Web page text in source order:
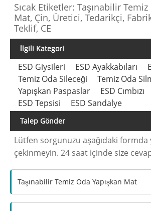
Sıcak Etiketler: Taşınabilir Temiz
Mat, Çin, Üretici, Tedarikçi,
Teklif, CE
İlgili Kategori
ESD Giysileri ESD Ayakkabıları
Temiz Oda Sileceği
Temiz Oda
Yapışkan Paspaslar
ESD Cımbızı
ESD Tepsisi
ESD Sandalye
Talep Gönder
Lütfen sorgunuzu aşağıdaki
çekinmeyin. 24 saat içinde size